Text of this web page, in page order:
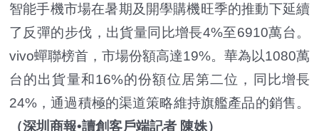
智能手機市場在暑期及開學購機旺季的推動下延續
了反彈的步伐，出貨量同比增長4%至6910萬台。
vivo蟬聯榜首，市場份額高達19%。華為以1080萬
台的出貨量和16%的份額位居第二位，同比增長
24%，通過積極的渠道策略維持旗艦產品的銷售。
（深圳商報•讀創客戶端記者 陳姝）